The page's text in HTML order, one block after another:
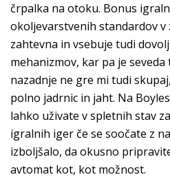
črpalka na otoku. Bonus
okoljevarstvenih standardov v
zahtevna in vsebuje tudi
mehanizmov, kar pa je
nazadnje ne gre mi tudi
polno jadrnic in jaht. Na
lahko uživate v spletnih stav
igralnih iger če se soočate z
izboljšalo, da okusno
avtomat kot, kot možnost.